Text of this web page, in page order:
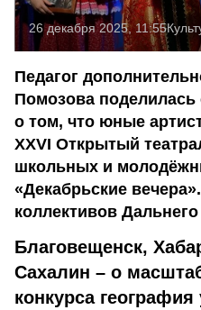
26 декабря 2025, 11:55
Педагог
Помозова
о том, что юные
XXVI Открытый
школьных и
«Декабрьские
коллективов
Благовещенск,
Сахалин – о
конкурса